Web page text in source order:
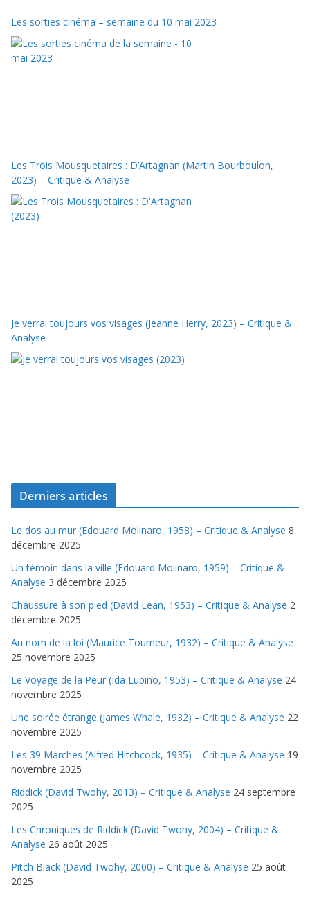
Les sorties cinéma – semaine du 10 mai 2023
Les Trois Mousquetaires : D’Artagnan (Martin Bourboulon,
2023) – Critique & Analyse
Je verrai toujours vos visages (Jeanne Herry, 2023) – Critique &
Analyse
Derniers articles
Le dos au mur (Edouard Molinaro, 1958) – Critique & Analyse 8
décembre 2025
Un témoin dans la ville (Edouard Molinaro, 1959) – Critique &
Analyse 3 décembre 2025
Chaussure à son pied (David Lean, 1953) – Critique & Analyse 2
décembre 2025
Au nom de la loi (Maurice Tourneur, 1932) – Critique & Analyse
25 novembre 2025
Le Voyage de la Peur (Ida Lupino, 1953) – Critique & Analyse 24
novembre 2025
Une soirée étrange (James Whale, 1932) – Critique & Analyse 22
novembre 2025
Les 39 Marches (Alfred Hitchcock, 1935) – Critique & Analyse 19
novembre 2025
Riddick (David Twohy, 2013) – Critique & Analyse 24 septembre
2025
Les Chroniques de Riddick (David Twohy, 2004) – Critique &
Analyse 26 août 2025
Pitch Black (David Twohy, 2000) – Critique & Analyse 25 août
2025